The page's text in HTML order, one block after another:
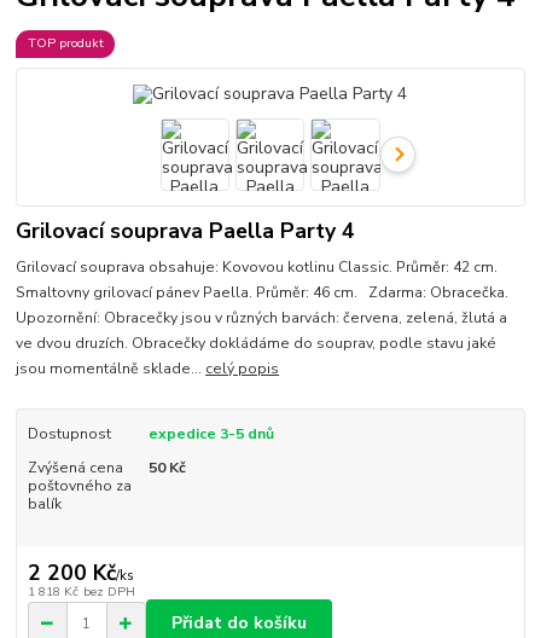
TOP produkt
Grilovací souprava Paella Party 4
Grilovací souprava obsahuje: Kovovou kotlinu Classic. Průměr: 42 cm.
Smaltovny grilovací pánev Paella. Průměr: 46 cm. Zdarma: Obracečka.
Upozornění: Obracečky jsou v různých barvách: červena, zelená, žlutá a
ve dvou druzích. Obracečky dokládáme do souprav, podle stavu jaké
jsou momentálně sklade... celý popis
Dostupnost
expedice 3-5 dnů
Zvýšená cena
poštovného za
balík
50 Kč
2 200 Kč/ks
1 818 Kč bez DPH
Přidat do košíku